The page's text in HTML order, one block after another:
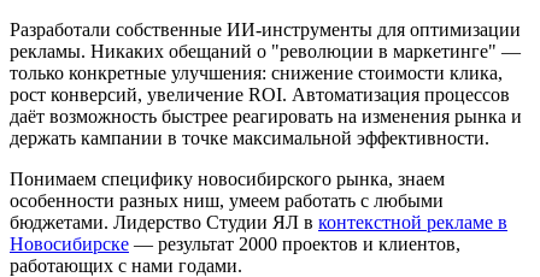
Разработали собственные ИИ-инструменты для оптимизации
рекламы. Никаких обещаний о "революции в маркетинге" —
только конкретные улучшения: снижение стоимости клика,
рост конверсий, увеличение ROI. Автоматизация процессов
даёт возможность быстрее реагировать на изменения рынка и
держать кампании в точке максимальной эффективности.
Понимаем специфику новосибирского рынка, знаем
особенности разных ниш, умеем работать с любыми
бюджетами. Лидерство Студии ЯЛ в контекстной рекламе в
Новосибирске — результат 2000 проектов и клиентов,
работающих с нами годами.